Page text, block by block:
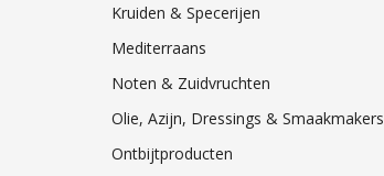
Kruiden & Specerijen
Mediterraans
Noten & Zuidvruchten
Olie, Azijn, Dressings & Smaakmakers
Ontbijtproducten